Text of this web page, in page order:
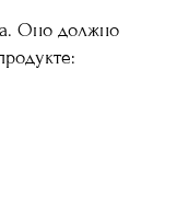
Оно должно